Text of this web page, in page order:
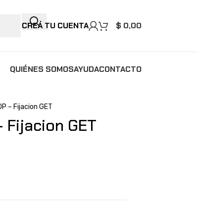
CREÁ TU CUENTA $ 0,00
QUIÉNES SOMOSAYUDACONTACTO
– Fijacion GET
Fijacion GET